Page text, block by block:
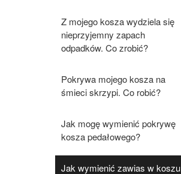
Z mojego kosza wydziela się
nieprzyjemny zapach
odpadków. Co zrobić?
Pokrywa mojego kosza na
śmieci skrzypi. Co robić?
Jak mogę wymienić pokrywę
kosza pedałowego?
Jak wymienić zawias w koszu